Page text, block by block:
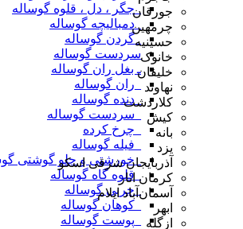
_جگر ، دل ، قلوه گوساله
_دمبالیچه گوساله
_گردن گوساله
سردست گوساله
ـ بغل ران گوساله
_ران گوساله
_دنده گوساله
_سردست گوساله
_چرخ کرده
_فیله گوساله
_خورشتی و چلو گوشتی
_قلوه گاه گوساله
_چربی گوساله
_کوهان گوساله
_پوست گوساله
جورقان
چرمهین
حسینیه
خانوک
خلیفان
نهاوند
کلاردشت
کیش
بانه
یزد
آذربایجان شرقی اسکو
کرمان انار
آسمان‌آباد ایلام
ابهر
ازگله